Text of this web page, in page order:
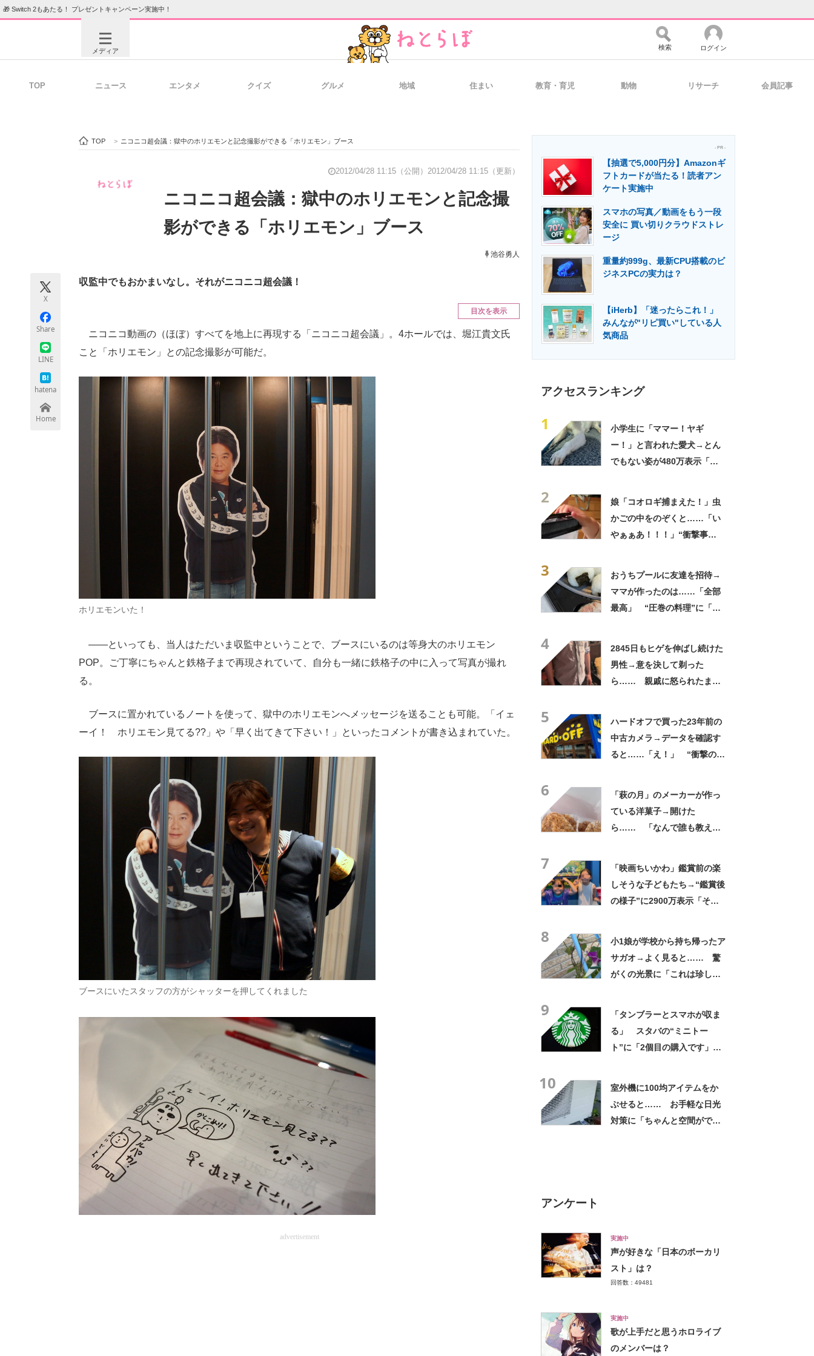
🎁 Switch 2もあたる！ プレゼントキャンペーン実施中！
メディア
経営リーダーのコミュニティ マーケ×ITの今がよく分かる
ITエンジニア向け専門サイト 企業向けIT製品の総合サイト IT製品の技術・比較・事例 製造業のIT導入・活用を支援
モノづくり技術者専門サイト エレクトロニクス専門サイト エネルギーの専門メディア 建設×テクノロジーの最前線
ちょっと気になるネットの話題
検索 ログイン
TOP ニュース エンタメ クイズ グルメ 地域 住まい 教育・育児 動物 リサーチ 会員記事
TOP > ニコニコ超会議：獄中のホリエモンと記念撮影ができる「ホリエモン」ブース
2012/04/28 11:15（公開） 2012/04/28 11:15（更新）
ニコニコ超会議：獄中のホリエモンと記念撮
影ができる「ホリエモン」ブース
池谷勇人
X
Share
LINE
hatena
Home
収監中でもおかまいなし。それがニコニコ超会議！
目次を表示
ニコニコ動画の（ほぼ）すべてを地上に再現する「ニコニコ超会議」。4ホールでは、堀江貴文氏
こと「ホリエモン」との記念撮影が可能だ。
ホリエモンいた！
――といっても、当人はただいま収監中ということで、ブースにいるのは等身大のホリエモン
POP。ご丁寧にちゃんと鉄格子まで再現されていて、自分も一緒に鉄格子の中に入って写真が撮れ
る。
ブースに置かれているノートを使って、獄中のホリエモンへメッセージを送ることも可能。「イェ
ーイ！ ホリエモン見てる??」や「早く出てきて下さい！」といったコメントが書き込まれていた。
ブースにいたスタッフの方がシャッターを押してくれました
advertisement
- PR -
【抽選で5,000円分】Amazonギ
フトカードが当たる！読者アン
ケート実施中
スマホの写真／動画をもう一段
安全に 買い切りクラウドストレ
ージ
重量約999g、最新CPU搭載のビ
ジネスPCの実力は？
【iHerb】「迷ったらこれ！」
みんなが"リピ買い"している人
気商品
アクセスランキング
1
小学生に「ママー！ヤギ
ー！」と言われた愛犬→とん
でもない姿が480万表示「ど
2
娘「コオロギ捕まえた！」虫
かごの中をのぞくと……「い
やぁぁあ！！！」“衝撃事
3
おうちプールに友達を招待→
ママが作ったのは……「全部
最高」 “圧巻の料理”に「う
4
2845日もヒゲを伸ばし続けた
男性→意を決して剃った
ら…… 親戚に怒られたまさ
5
ハードオフで買った23年前の
中古カメラ→データを確認す
ると……「え！」 “衝撃の中
6
「萩の月」のメーカーが作っ
ている洋菓子→開けた
ら…… 「なんで誰も教えて
7
「映画ちいかわ」鑑賞前の楽
しそうな子どもたち→“鑑賞後
の様子”に2900万表示「そう
8
小1娘が学校から持ち帰ったア
サガオ→よく見ると…… 驚
がくの光景に「これは珍し
9
「タンブラーとスマホが収ま
る」 スタバの“ミニトー
ト”に「2個目の購入です」
10
室外機に100均アイテムをか
ぶせると…… お手軽な日光
対策に「ちゃんと空間ができ
アンケート
実施中
声が好きな「日本のボーカリ
スト」は？
回答数：49481
実施中
歌が上手だと思うホロライブ
のメンバーは？